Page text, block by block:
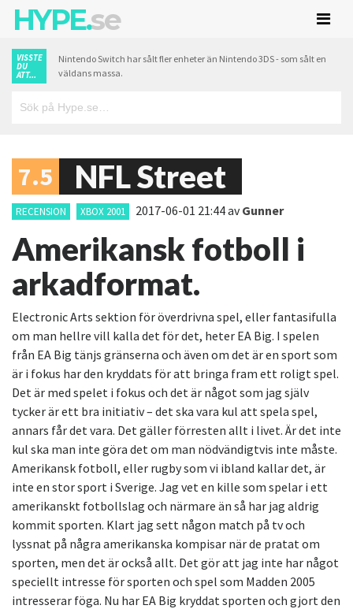
HYPE.se
VISSTE
DU
ATT...
Nintendo Switch har sålt fler enheter än Nintendo 3DS - som sålt en
väldans massa.
7.5 NFL Street
RECENSION XBOX 2001 2017-06-01 21:44avGunner
Amerikansk fotboll i
arkadformat.
Electronic Arts sektion för överdrivna spel, eller fantasifulla
om man hellre vill kalla det för det, heter EA Big. I spelen
från EA Big tänjs gränserna och även om det är en sport som
är i fokus har den kryddats för att bringa fram ett roligt spel.
Det är med spelet i fokus och det är något som jag själv
tycker är ett bra initiativ – det ska vara kul att spela spel,
annars får det vara. Det gäller förresten allt i livet. Är det inte
kul ska man inte göra det om man nödvändigtvis inte måste.
Amerikansk fotboll, eller rugby som vi ibland kallar det, är
inte en stor sport i Sverige. Jag vet en kille som spelar i ett
amerikanskt fotbollslag och närmare än så har jag aldrig
kommit sporten. Klart jag sett någon match på tv och
lyssnat på några amerikanska kompisar när de pratat om
sporten, men det är också allt. Det gör att jag inte har något
speciellt intresse för sporten och spel som Madden 2005
intresserar föga. Nu har EA Big kryddat sporten och gjort den